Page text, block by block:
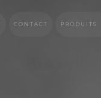
CONTACT PRODUITS